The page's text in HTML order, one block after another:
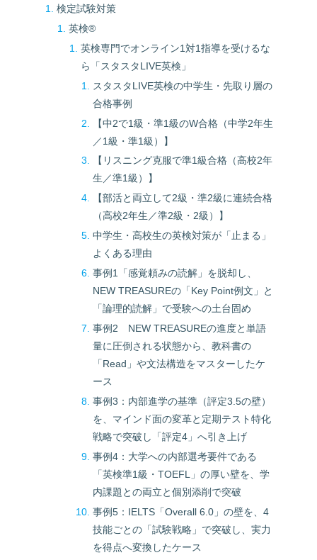
検定試験対策
英検®
英検専門でオンライン1対1指導を受けるな
ら「スタスタLIVE英検」
スタスタLIVE英検の中学生・先取り層の
合格事例
【中2で1級・準1級のW合格（中学2年生
／1級・準1級）】
【リスニング克服で準1級合格（高校2年
生／準1級）】
【部活と両立して2級・準2級に連続合格
（高校2年生／準2級・2級）】
中学生・高校生の英検対策が「止まる」
よくある理由
事例1「感覚頼みの読解」を脱却し、
NEW TREASUREの「Key Point例文」と
「論理的読解」で受験への土台固め
事例2 NEW TREASUREの進度と単語
量に圧倒される状態から、教科書の
「Read」や文法構造をマスターしたケ
ース
事例3：内部進学の基準（評定3.5の壁）
を、マインド面の変革と定期テスト特化
戦略で突破し「評定4」へ引き上げ
事例4：大学への内部選考要件である
「英検準1級・TOEFL」の厚い壁を、学
内課題との両立と個別添削で突破
事例5：IELTS「Overall 6.0」の壁を、4
技能ごとの「試験戦略」で突破し、実力
を得点へ変換したケース